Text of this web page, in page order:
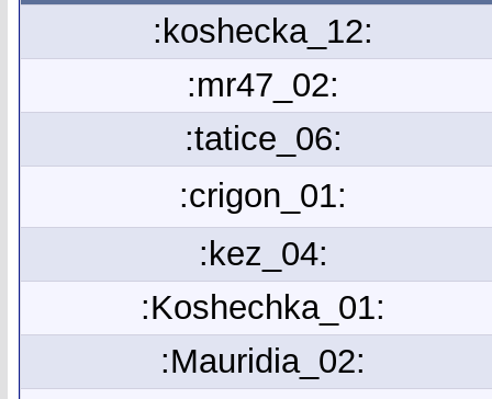
:koshecka_12:
:mr47_02:
:tatice_06:
:crigon_01:
:kez_04:
:Koshechka_01:
:Mauridia_02: